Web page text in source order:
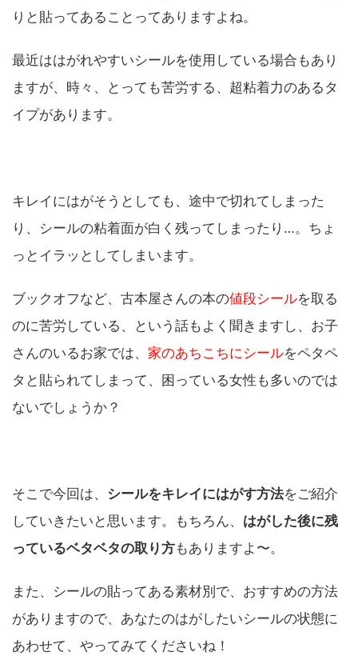
りと貼ってあることってありますよね。
最近ははがれやすいシールを使用している場合もあり
ますが、時々、とっても苦労する、超粘着力のあるタ
イプがあります。
キレイにはがそうとしても、途中で切れてしまった
り、シールの粘着面が白く残ってしまったり…。ちょ
っとイラッとしてしまいます。
ブックオフなど、古本屋さんの本の値段シールを取る
のに苦労している、という話もよく聞きますし、お子
さんのいるお家では、 家のあちこちにシールをペタペ
タと貼られてしまって、困っている女性も多いのでは
ないでしょうか？
そこで今回は、 シールをキレイにはがす方法をご紹介
していきたいと思います。もちろん、 はがした後に残
っているベタベタの取り方もありますよ〜。
また、シールの貼ってある素材別で、おすすめの方法
がありますので、あなたのはがしたいシールの状態に
あわせて、やってみてくださいね！